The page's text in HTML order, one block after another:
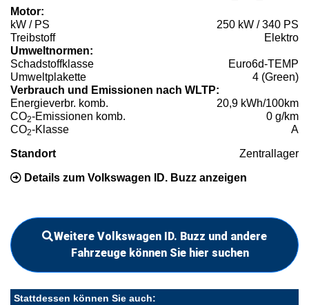
Motor:
kW / PS
250 kW / 340 PS
Treibstoff
Elektro
Umweltnormen:
Schadstoffklasse
Euro6d-TEMP
Umweltplakette
4 (Green)
Verbrauch und Emissionen nach WLTP:
Energieverbr. komb.
20,9 kWh/100km
CO2-Emissionen komb.
0 g/km
CO2-Klasse A
Standort Zentrallager
Details zum Volkswagen ID. Buzz anzeigen
Weitere Volkswagen ID. Buzz und andere
Fahrzeuge können Sie hier suchen
Stattdessen können Sie auch: